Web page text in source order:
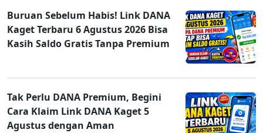
Buruan Sebelum Habis! Link DANA
Kaget Terbaru 6 Agustus 2026 Bisa
Kasih Saldo Gratis Tanpa Premium
Tak Perlu DANA Premium, Begini
Cara Klaim Link DANA Kaget 5
Agustus dengan Aman